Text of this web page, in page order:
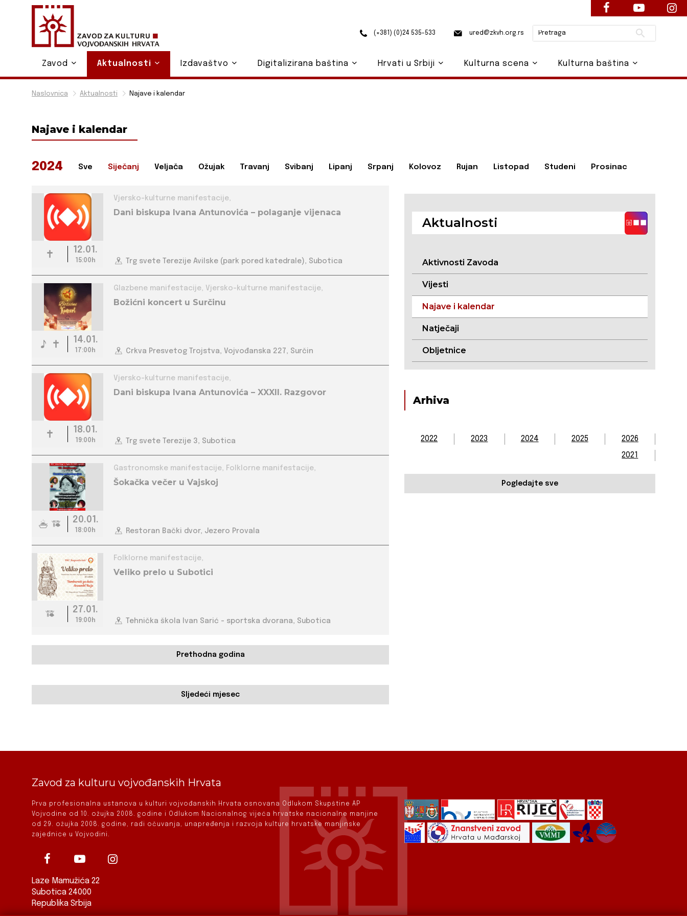
Naslovnica Aktualnosti Najave i kalendar
Najave i kalendar
2024 Sve Siječanj Veljača Ožujak Travanj Svibanj Lipanj Srpanj Kolovoz Rujan Listopad Studeni Prosinac
12.01.
15:00h
Vjersko-kulturne manifestacije,
Dani biskupa Ivana Antunovića – polaganje vijenaca
Trg svete Terezije Avilske (park pored katedrale), Subotica
14.01.
17:00h
Glazbene manifestacije, Vjersko-kulturne manifestacije,
Božićni koncert u Surčinu
Crkva Presvetog Trojstva, Vojvođanska 227, Surčin
18.01.
19:00h
Vjersko-kulturne manifestacije,
Dani biskupa Ivana Antunovića – XXXII. Razgovor
Trg svete Terezije 3, Subotica
20.01.
18:00h
Gastronomske manifestacije, Folklorne manifestacije,
Šokačka večer u Vajskoj
Restoran Bački dvor, Jezero Provala
27.01.
19:00h
Folklorne manifestacije,
Veliko prelo u Subotici
Tehnička škola Ivan Sarić - sportska dvorana, Subotica
Prethodna godina
Sljedeći mjesec
Aktualnosti
Aktivnosti Zavoda
Vijesti
Najave i kalendar
Natječaji
Obljetnice
Arhiva
2026
2025
2024
2023
2022
2021
Pogledajte sve
Zavod za kulturu vojvođanskih Hrvata
Prva profesionalna ustanova u kulturi vojvođanskih Hrvata osnovana Odlukom Skupštine AP
Vojvodine od 10. ožujka 2008. godine i Odlukom Nacionalnog vijeća hrvatske nacionalne manjine
od 29. ožujka 2008. godine, radi očuvanja, unapređenja i razvoja kulture hrvatske manjinske
zajednice u Vojvodini.
Laze Mamužića 22
Subotica 24000
Republika Srbija
(+381) (0)24 535-533 ured@zkvh.org.rs Pretraži
Zavod Aktualnosti Izdavaštvo Digitalizirana baština Hrvati u Srbiji Kulturna scena Kulturna baština